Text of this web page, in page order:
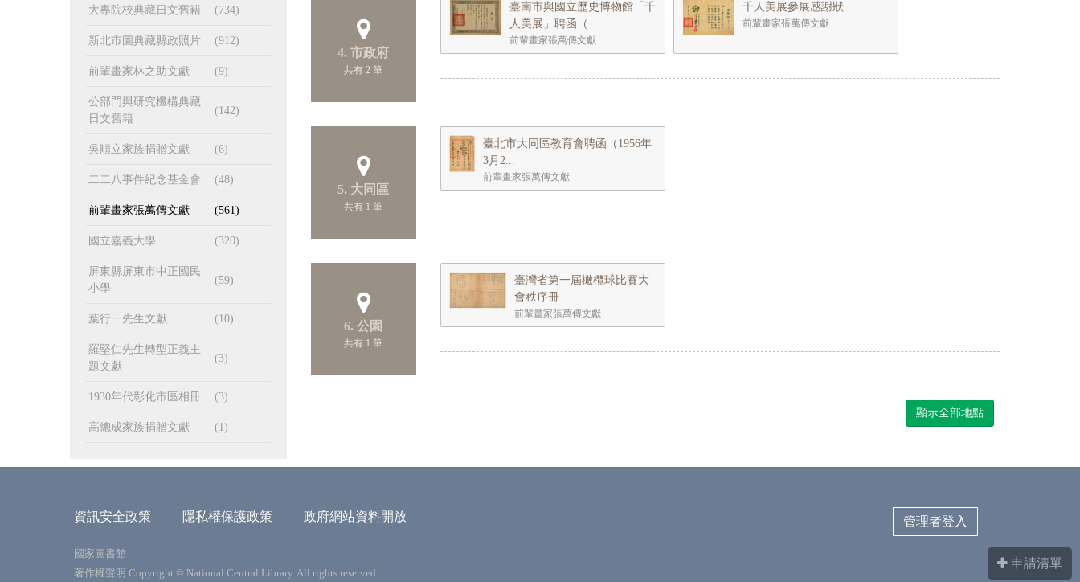
大專院校典藏日文舊籍 (734)
新北市圖典藏縣政照片 (912)
前輩畫家林之助文獻 (9)
公部門與研究機構典藏
日文舊籍
(142)
吳順立家族捐贈文獻 (6)
二二八事件紀念基金會 (48)
前輩畫家張萬傳文獻 (561)
國立嘉義大學 (320)
屏東縣屏東市中正國民
小學
(59)
葉行一先生文獻 (10)
羅堅仁先生轉型正義主
題文獻
(3)
1930年代彰化市區相冊 (3)
高總成家族捐贈文獻 (1)
4. 市政府
共有 2 筆
臺南市與國立歷史博物館「千
人美展」聘函（...
前輩畫家張萬傳文獻
千人美展參展感謝狀
前輩畫家張萬傳文獻
5. 大同區
共有 1 筆
臺北市大同區教育會聘函（1956年
3月2...
前輩畫家張萬傳文獻
6. 公園
共有 1 筆
臺灣省第一屆橄欖球比賽大
會秩序冊
前輩畫家張萬傳文獻
顯示全部地點
資訊安全政策 隱私權保護政策 政府網站資料開放 管理者登入
國家圖書館
著作權聲明 Copyright © National Central Library. All rights reserved.
申請清單